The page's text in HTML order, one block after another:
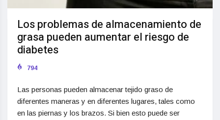
Los problemas de almacenamiento de
grasa pueden aumentar el riesgo de
diabetes
794
Las personas pueden almacenar tejido graso de
diferentes maneras y en diferentes lugares, tales como
en las piernas y los brazos. Si bien esto puede ser